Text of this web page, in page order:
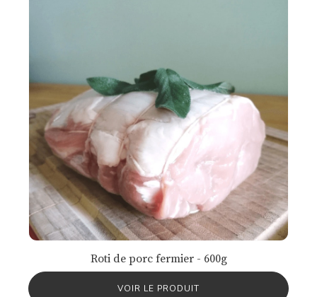
Roti de porc fermier - 600g
VOIR LE PRODUIT